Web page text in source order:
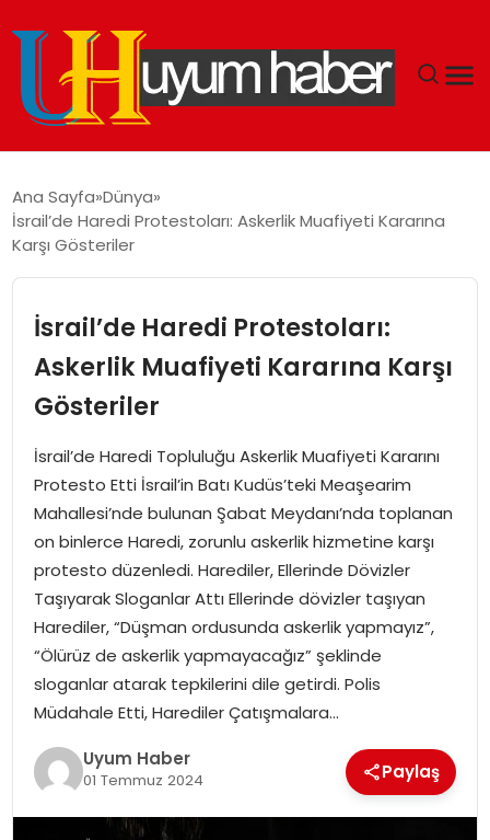
EKONOMI
SPOR
TEKNOLOJI
SAĞLIK
MAGAZIN
YAŞAM
Ana Sayfa Dünya
İsrail’de Haredi Protestoları: Askerlik Muafiyeti Kararına
Karşı Gösteriler
İsrail’de Haredi Protestoları:
Askerlik Muafiyeti Kararına Karşı
Gösteriler
İsrail’de Haredi Topluluğu Askerlik Muafiyeti Kararını
Protesto Etti İsrail’in Batı Kudüs’teki Meaşearim
Mahallesi’nde bulunan Şabat Meydanı’nda toplanan
on binlerce Haredi, zorunlu askerlik hizmetine karşı
protesto düzenledi. Harediler, Ellerinde Dövizler
Taşıyarak Sloganlar Attı Ellerinde dövizler taşıyan
Harediler, “Düşman ordusunda askerlik yapmayız”,
“Ölürüz de askerlik yapmayacağız” şeklinde
sloganlar atarak tepkilerini dile getirdi. Polis
Müdahale Etti, Harediler Çatışmalara…
Uyum Haber
01 Temmuz 2024 Paylaş